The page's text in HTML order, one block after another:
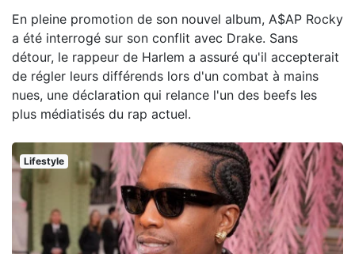
En pleine promotion de son nouvel album, A$AP Rocky
a été interrogé sur son conflit avec Drake. Sans
détour, le rappeur de Harlem a assuré qu'il accepterait
de régler leurs différends lors d'un combat à mains
nues, une déclaration qui relance l'un des beefs les
plus médiatisés du rap actuel.
Lifestyle